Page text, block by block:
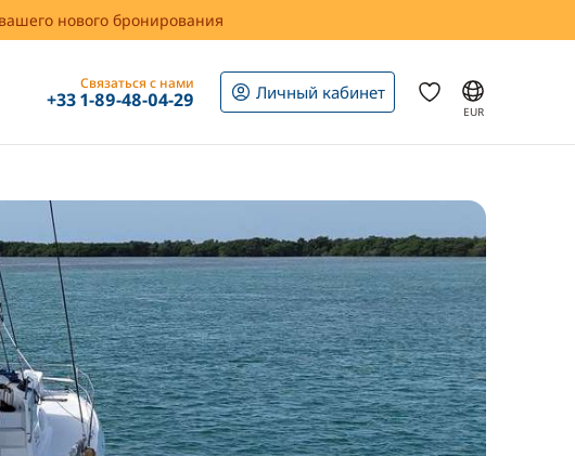
нового бронирования
Связаться с нами
+33 1-89-48-04-29 Личный кабинет
EUR